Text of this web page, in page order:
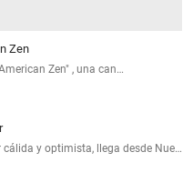
Zen
Zen" , una can…
y optimista, llega desde Nue…